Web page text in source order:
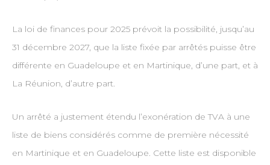
La loi de finances pour 2025 prévoit la possibilité, jusqu’au
31 décembre 2027, que la liste fixée par arrêtés puisse être
différente en Guadeloupe et en Martinique, d’une part, et à
La Réunion, d’autre part.
Un arrêté a justement étendu l’exonération de TVA à une
liste de biens considérés comme de première nécessité
en Martinique et en Guadeloupe. Cette liste est disponible